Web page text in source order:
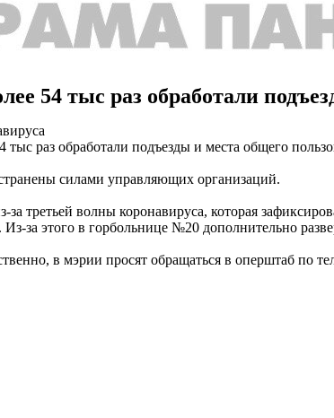
54 тыс раз обработали
раз обработали подъезды и места общего
силами управляющих организаций.
третьей волны коронавируса, которая
за этого в горбольнице №20 дополнительно
в мэрии просят обращаться в оперштаб по